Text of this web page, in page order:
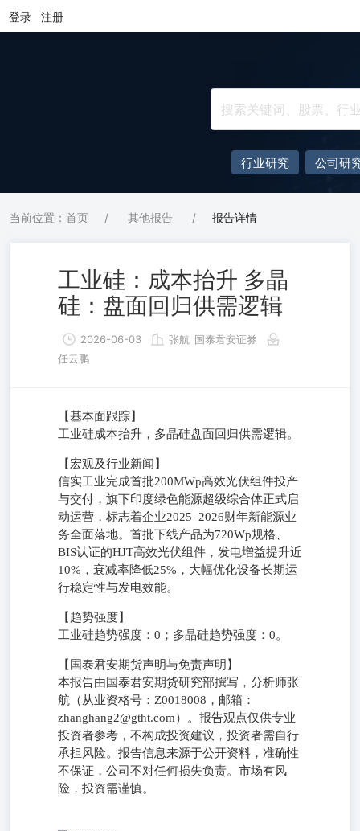
登录 注册
行业研究 公司研
当前位置：首页 / 其他报告 / 报告详情
工业硅：成本抬升 多晶
硅：盘面回归供需逻辑
2026-06-03 张航 国泰君安证券
任云鹏
【基本面跟踪】
工业硅成本抬升，多晶硅盘面回归供需逻辑。
【宏观及行业新闻】
信实工业完成首批200MWp高效光伏组件投产
与交付，旗下印度绿色能源超级综合体正式启
动运营，标志着企业2025–2026财年新能源业
务全面落地。首批下线产品为720Wp规格、
BIS认证的HJT高效光伏组件，发电增益提升近
10%，衰减率降低25%，大幅优化设备长期运
行稳定性与发电效能。
【趋势强度】
工业硅趋势强度：0；多晶硅趋势强度：0。
【国泰君安期货声明与免责声明】
本报告由国泰君安期货研究部撰写，分析师张
航（从业资格号：Z0018008，邮箱：
zhanghang2@gtht.com）。报告观点仅供专业
投资者参考，不构成投资建议，投资者需自行
承担风险。报告信息来源于公开资料，准确性
不保证，公司不对任何损失负责。市场有风
险，投资需谨慎。